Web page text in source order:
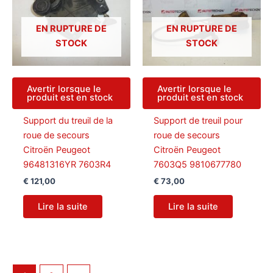
EN RUPTURE DE
STOCK
Avertir lorsque le
produit est en stock
Support du treuil de la
roue de secours
Citroën Peugeot
96481316YR 7603R4
€ 121,00
Lire la suite
EN RUPTURE DE
STOCK
Avertir lorsque le
produit est en stock
Support de treuil pour
roue de secours
Citroën Peugeot
7603Q5 9810677780
€ 73,00
Lire la suite